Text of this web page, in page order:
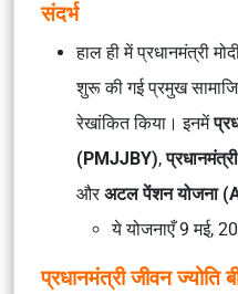
संदर्भ
हाल ही में प्रधानमंत्री
शुरू की गई प्रमुख
रेखांकित किया। इनमें
(PMJJBY),
और अटल पेंशन योजना
ये योजनाएँ 9 मई,
प्रधानमंत्री जीवन ज्योति